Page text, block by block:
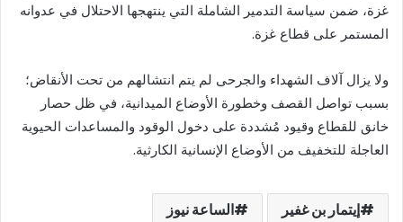
غزة، ضمن سياسة التدمير الشاملة التي ينتهجها الاحتلال في عدوانه
المستمر على قطاع غزة.
ولا يزال آلاف الشهداء والجرحى لم يتم انتشالهم من تحت الأنقاض؛
بسبب تواصل القصف وخطورة الأوضاع الميدانية، في ظل حصار
خانق للقطاع وقيود مُشددة على دخول الوقود والمساعدات الحيوية
العاجلة للتخفيف من الأوضاع الإنسانية الكارثية.
إيتمار بن غفير الساعة نيوز